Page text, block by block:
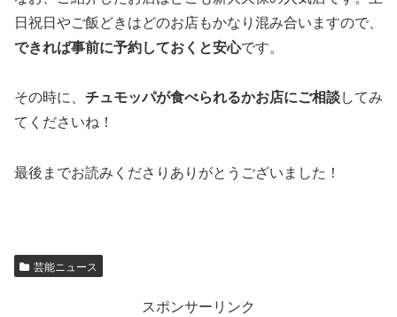
日祝日やご飯どきはどのお店もかなり混み合いますので、
できれば事前に予約しておくと安心です。
その時に、 チュモッパが食べられるかお店にご相談してみ
てくださいね！
最後までお読みくださりありがとうございました！
芸能ニュース
スポンサーリンク